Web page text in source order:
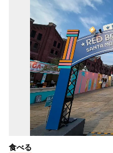
食べる